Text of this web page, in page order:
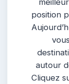
position
autour
Cliquez